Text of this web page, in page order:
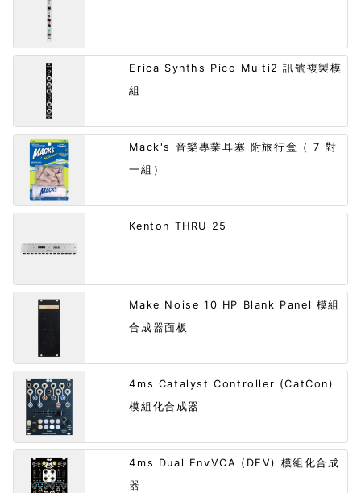
Erica Synths Pico Multi2 訊號複製模
組
Mack's 音樂專業耳塞 附旅行盒（ 7 對
一組）
Kenton THRU 25
Make Noise 10 HP Blank Panel 模組
合成器面板
4ms Catalyst Controller (CatCon)
模組化合成器
4ms Dual EnvVCA (DEV) 模組化合成
器